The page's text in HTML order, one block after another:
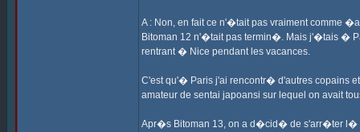
A : Non, en fait ce n'�tait pas vraiment comme
Bitoman 12 n'�tait pas termin�. Mais j'�tais �
rentrant � Nice pendant les vacances.
C'est qu'� Paris j'ai rencontr� d'autres copains
amateur de sentai japoansi sur lequel on avait
Apr�s Bitoman 13, on a d�cid� de s'arr�ter l�